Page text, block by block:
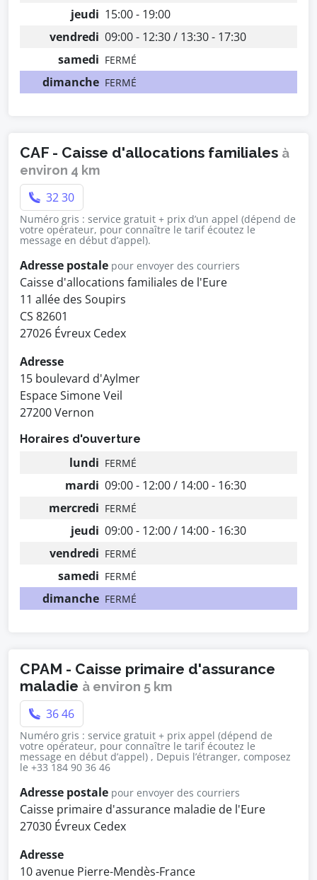
jeudi 15:00 - 19:00
vendredi 09:00 - 12:30 / 13:30 - 17:30
samedi FERMÉ
dimanche FERMÉ
CAF - Caisse d'allocations familiales à
environ 4 km
32 30
Numéro gris : service gratuit + prix d’un appel (dépend de
votre opérateur, pour connaître le tarif écoutez le
message en début d’appel).
Adresse postale pour envoyer des courriers
Caisse d'allocations familiales de l'Eure
11 allée des Soupirs
CS 82601
27026 Évreux Cedex
Adresse
15 boulevard d'Aylmer
Espace Simone Veil
27200 Vernon
Horaires d'ouverture
lundi FERMÉ
mardi 09:00 - 12:00 / 14:00 - 16:30
mercredi FERMÉ
jeudi 09:00 - 12:00 / 14:00 - 16:30
vendredi FERMÉ
samedi FERMÉ
dimanche FERMÉ
CPAM - Caisse primaire d'assurance
maladie à environ 5 km
36 46
Numéro gris : service gratuit + prix appel (dépend de
votre opérateur, pour connaître le tarif écoutez le
message en début d’appel) , Depuis l’étranger, composez
le +33 184 90 36 46
Adresse postale pour envoyer des courriers
Caisse primaire d'assurance maladie de l'Eure
27030 Évreux Cedex
Adresse
10 avenue Pierre-Mendès-France